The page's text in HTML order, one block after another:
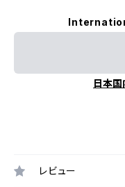
日本
レビュー